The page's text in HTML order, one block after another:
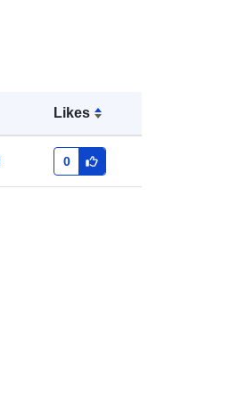
Likes
0